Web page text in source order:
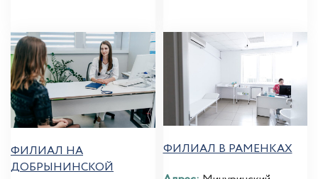
ФИЛИАЛ НА
ДОБРЫНИНСКОЙ
ФИЛИАЛ В РАМЕНКАХ